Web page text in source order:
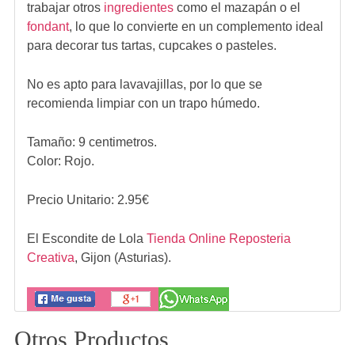
trabajar otros ingredientescomo el mazapán o el
fondant, lo que lo convierte en un complemento ideal
para decorar tus tartas, cupcakes o pasteles.
No es apto para lavavajillas, por lo que se
recomienda limpiar con un trapo húmedo.
Tamaño: 9 centimetros.
Color: Rojo.
Precio Unitario: 2.95€
El Escondite de Lola Tienda Online Reposteria
Creativa, Gijon (Asturias).
Otros Productos